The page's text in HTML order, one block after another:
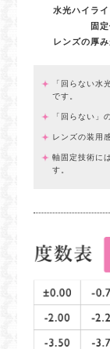
水光ハイラ
固
レンズの厚
「回らない
です。
「回らない
レンズの装用
軸固定技術に
す。